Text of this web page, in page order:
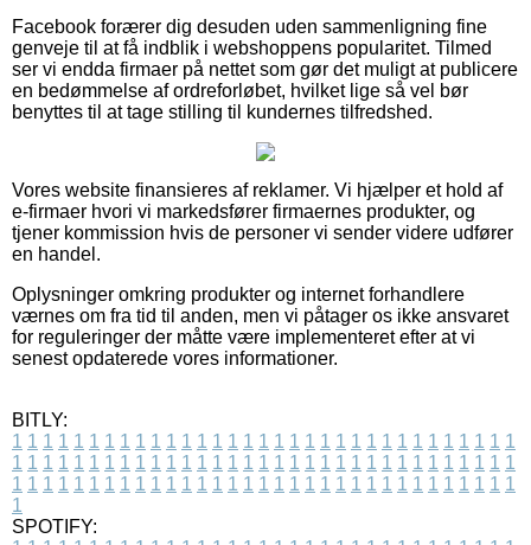
Facebook forærer dig desuden uden sammenligning fine
genveje til at få indblik i webshoppens popularitet. Tilmed
ser vi endda firmaer på nettet som gør det muligt at publicere
en bedømmelse af ordreforløbet, hvilket lige så vel bør
benyttes til at tage stilling til kundernes tilfredshed.
Vores website finansieres af reklamer. Vi hjælper et hold af
e-firmaer hvori vi markedsfører firmaernes produkter, og
tjener kommission hvis de personer vi sender videre udfører
en handel.
Oplysninger omkring produkter og internet forhandlere
værnes om fra tid til anden, men vi påtager os ikke ansvaret
for reguleringer der måtte være implementeret efter at vi
senest opdaterede vores informationer.
BITLY:
1 1 1 1 1 1 1 1 1 1 1 1 1 1 1 1 1 1 1 1 1 1 1 1 1 1 1 1 1 1 1 1 1
1 1 1 1 1 1 1 1 1 1 1 1 1 1 1 1 1 1 1 1 1 1 1 1 1 1 1 1 1 1 1 1 1
1 1 1 1 1 1 1 1 1 1 1 1 1 1 1 1 1 1 1 1 1 1 1 1 1 1 1 1 1 1 1 1 1
1
SPOTIFY: